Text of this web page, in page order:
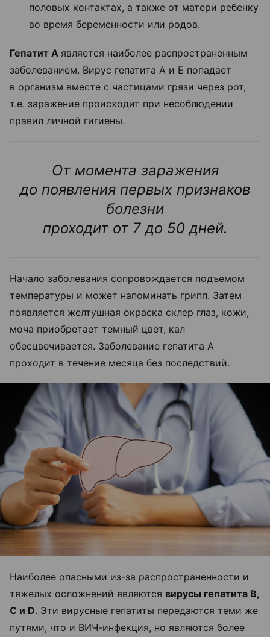
половых контактах, а также от матери ребенку
во время беременности или родов.
Гепатит А является наиболее распространенным
заболеванием. Вирус гепатита А и Е попадает
в организм вместе с частицами грязи через рот,
т.е. заражение происходит при несоблюдении
правил личной гигиены.
От момента заражения
до появления первых признаков
болезни
проходит от 7 до 50 дней.
Начало заболевания сопровождается подъемом
температуры и может напоминать грипп. Затем
появляется желтушная окраска склер глаз, кожи,
моча приобретает темный цвет, кал
обесцвечивается. Заболевание гепатита А
проходит в течение месяца без последствий.
Наиболее опасными из-за распространенности и
тяжелых осложнений являются вирусы гепатита В,
С и D. Эти вирусные гепатиты передаются теми же
путями, что и ВИЧ-инфекция, но являются более